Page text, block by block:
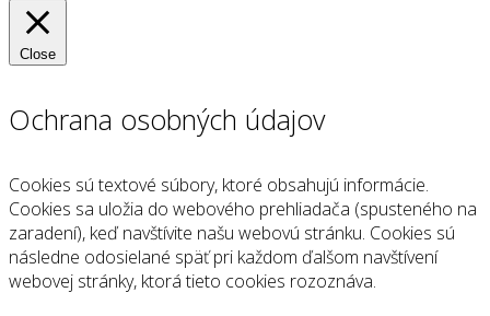
Close
Ochrana osobných údajov
Cookies sú textové súbory, ktoré obsahujú informácie.
Cookies sa uložia do webového prehliadača (spusteného na
zaradení), keď navštívite našu webovú stránku. Cookies sú
následne odosielané späť pri každom ďalšom navštívení
webovej stránky, ktorá tieto cookies rozoznáva.